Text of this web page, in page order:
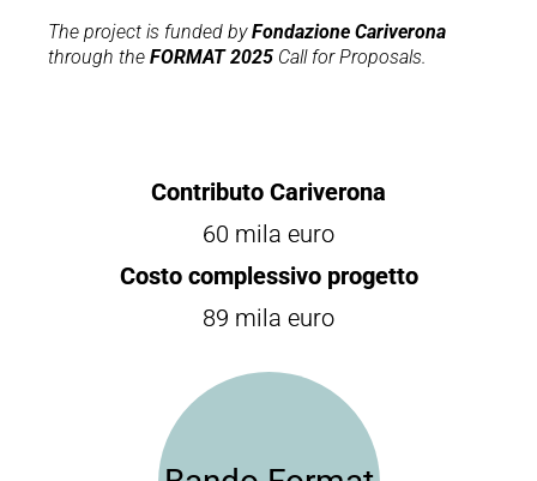
The project is funded byFondazione Cariverona
through the FORMAT 2025 Call for Proposals.
Contributo Cariverona
60 mila euro
Costo complessivo progetto
89 mila euro